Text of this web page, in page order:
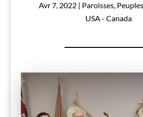
Avr 7, 2022| Paroisses,
USA - Canada